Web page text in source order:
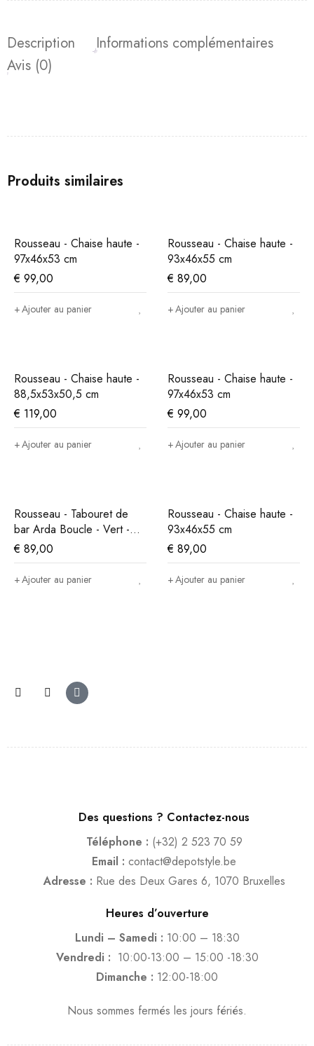
Description
Informations complémentaires
Avis (0)
Produits similaires
Rousseau - Chaise haute -
97x46x53 cm
€ 99,00
Ajouter au panier
Rousseau - Chaise haute -
93x46x55 cm
€ 89,00
Ajouter au panier
Rousseau - Chaise haute -
88,5x53x50,5 cm
€ 119,00
Ajouter au panier
Rousseau - Chaise haute -
97x46x53 cm
€ 99,00
Ajouter au panier
Rousseau - Tabouret de
bar Arda Boucle - Vert -
86x49x46 cm
€ 89,00
Ajouter au panier
Rousseau - Chaise haute -
93x46x55 cm
€ 89,00
Ajouter au panier
Des questions ? Contactez-nous
Téléphone : (+32) 2 523 70 59
Email : contact@depotstyle.be
Adresse : Rue des Deux Gares 6, 1070 Bruxelles
Heures d’ouverture
Lundi – Samedi : 10:00 – 18:30
Vendredi : 10:00-13:00 – 15:00 -18:30
Dimanche : 12:00-18:00
Nous sommes fermés les jours fériés.